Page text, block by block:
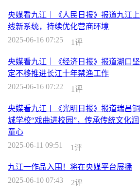
央媒看九江｜《人民日报》报道九江上
线新系统，持续优化营商环境
2025-06-16 07:25
1评
央媒看九江｜《经济日报》报道湖口坚
定不移推进长江十年禁渔工作
2025-06-16 07:22
1评
央媒看九江丨《光明日报》报道瑞昌铜
城学校“戏曲进校园”，传承传统文化润
童心
2025-06-11 09:51
1评
九江一作品入围！将在央媒平台展播
2025-06-10 07:43
2评